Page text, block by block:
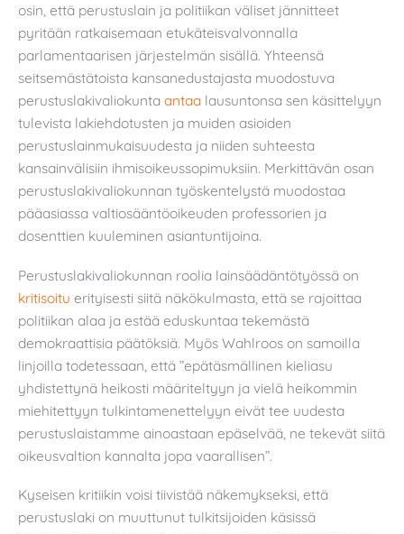
osin, että perustuslain ja politiikan väliset jännitteet
pyritään ratkaisemaan etukäteisvalvonnalla
parlamentaarisen järjestelmän sisällä. Yhteensä
seitsemästätoista kansanedustajasta muodostuva
perustuslakivaliokunta antaa lausuntonsa sen käsittelyyn
tulevista lakiehdotusten ja muiden asioiden
perustuslainmukaisuudesta ja niiden suhteesta
kansainvälisiin ihmisoikeussopimuksiin. Merkittävän osan
perustuslakivaliokunnan työskentelystä muodostaa
pääasiassa valtiosääntöoikeuden professorien ja
dosenttien kuuleminen asiantuntijoina.
Perustuslakivaliokunnan roolia lainsäädäntötyössä on
kritisoitu erityisesti siitä näkökulmasta, että se rajoittaa
politiikan alaa ja estää eduskuntaa tekemästä
demokraattisia päätöksiä. Myös Wahlroos on samoilla
linjoilla todetessaan, että ”epätäsmällinen kieliasu
yhdistettynä heikosti määriteltyyn ja vielä heikommin
miehitettyyn tulkintamenettelyyn eivät tee uudesta
perustuslaistamme ainoastaan epäselvää, ne tekevät siitä
oikeusvaltion kannalta jopa vaarallisen”.
Kyseisen kritiikin voisi tiivistää näkemykseksi, että
perustuslaki on muuttunut tulkitsijoiden käsissä